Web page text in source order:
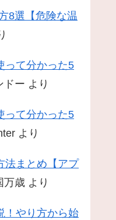
8選【危険な温
って分かった5
ドー より
って分かった5
より
法まとめ【アプ
万歳 より
！やり方から始